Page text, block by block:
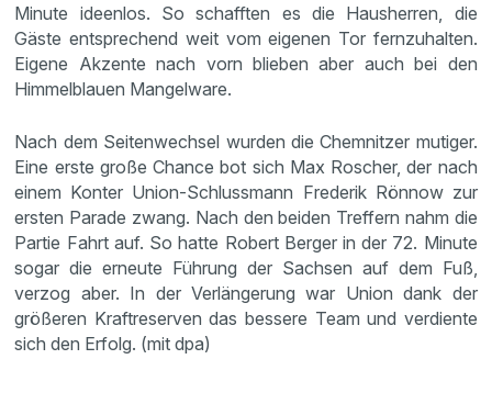
Minute ideenlos. So schafften es die Hausherren, die
Gäste entsprechend weit vom eigenen Tor fernzuhalten.
Eigene Akzente nach vorn blieben aber auch bei den
Himmelblauen Mangelware.
Nach dem Seitenwechsel wurden die Chemnitzer mutiger.
Eine erste große Chance bot sich Max Roscher, der nach
einem Konter Union-Schlussmann Frederik Rönnow zur
ersten Parade zwang. Nach den beiden Treffern nahm die
Partie Fahrt auf. So hatte Robert Berger in der 72. Minute
sogar die erneute Führung der Sachsen auf dem Fuß,
verzog aber. In der Verlängerung war Union dank der
größeren Kraftreserven das bessere Team und verdiente
sich den Erfolg. (mit dpa)